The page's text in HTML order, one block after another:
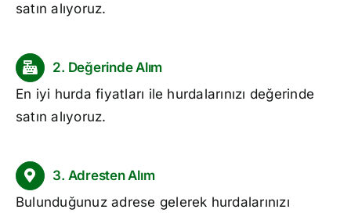
satın alıyoruz.
2. Değerinde Alım
En iyi hurda fiyatları ile hurdalarınızı değerinde
satın alıyoruz.
3. Adresten Alım
Bulunduğunuz adrese gelerek hurdalarınızı